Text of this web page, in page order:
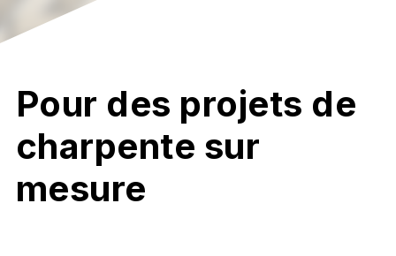
Pour des projets de
charpente sur
mesure